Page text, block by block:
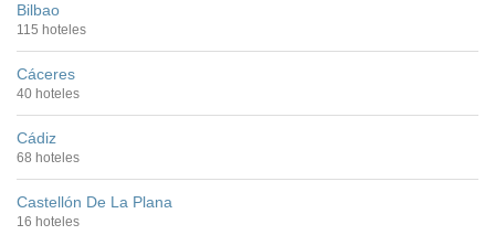
Bilbao
115 hoteles
Cáceres
40 hoteles
Cádiz
68 hoteles
Castellón De La Plana
16 hoteles